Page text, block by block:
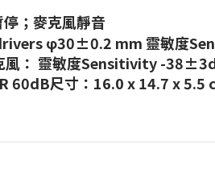
；麥克風靜音
φ30±0.2 mm 靈敏度
： 靈敏度Sensitivity -
尺寸：16.0 x 14.7 x 5.5